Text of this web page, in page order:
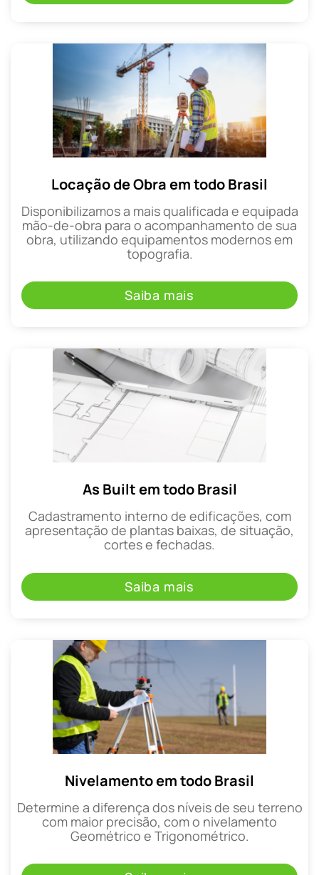
Locação de Obra em todo Brasil
Disponibilizamos a mais qualificada e equipada
mão-de-obra para o acompanhamento de sua
obra, utilizando equipamentos modernos em
topografia.
Saiba mais
As Built em todo Brasil
Cadastramento interno de edificações, com
apresentação de plantas baixas, de situação,
cortes e fechadas.
Saiba mais
Nivelamento em todo Brasil
Determine a diferença dos níveis de seu terreno
com maior precisão, com o nivelamento
Geométrico e Trigonométrico.